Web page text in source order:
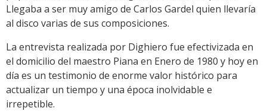
Llegaba a ser muy amigo de Carlos Gardel quien llevaría
al disco varias de sus composiciones.
La entrevista realizada por Dighiero fue efectivizada en
el domicilio del maestro Piana en Enero de 1980 y hoy en
día es un testimonio de enorme valor histórico para
actualizar un tiempo y una época inolvidable e
irrepetible.